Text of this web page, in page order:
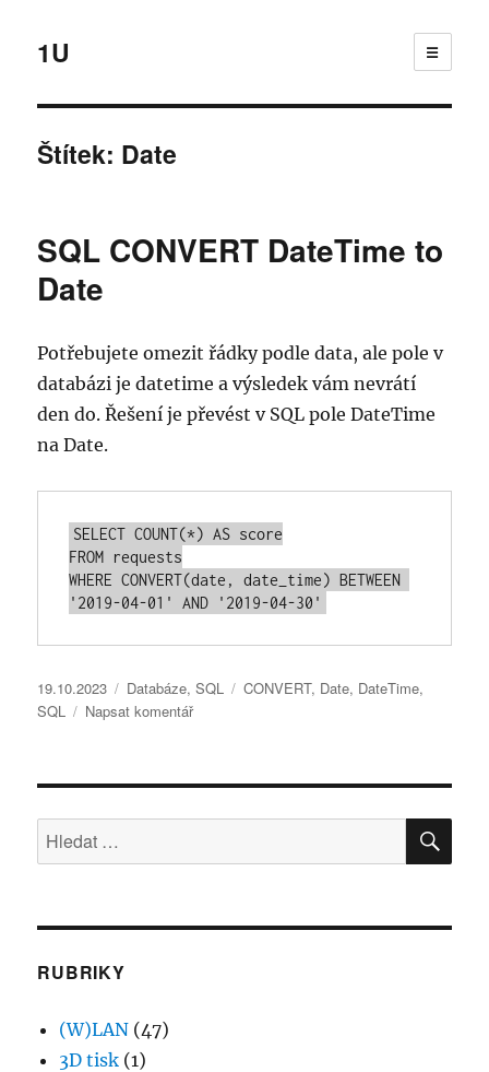
1U ☰
Štítek: Date
SQL CONVERT DateTime to
Date
Potřebujete omezit řádky podle data, ale pole v
databázi je datetime a výsledek vám nevrátí
den do. Řešení je převést v SQL pole DateTime
na Date.
SELECT COUNT(*) AS
FROM
WHERE CONVERT(date , date_time) BETWEEN
'2019-04-01'
AND '2019-04-30'
Publikováno:
19.10.2023 Rubriky:
Databáze,SQL Štítky:
CONVERT, Date, DateTime,
SQL
Napsat komentářpro
názvem
CONVERT
to
Hledat:
RUBRIKY
(W)LAN (47)
3D tisk (1)